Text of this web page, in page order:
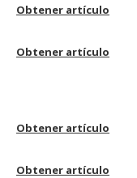
Obtener artículo
Obtener artículo
Obtener artículo
Obtener artículo